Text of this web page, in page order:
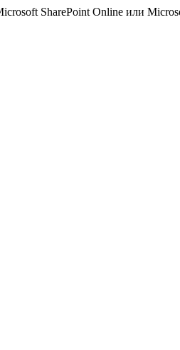
SharePoint Online или